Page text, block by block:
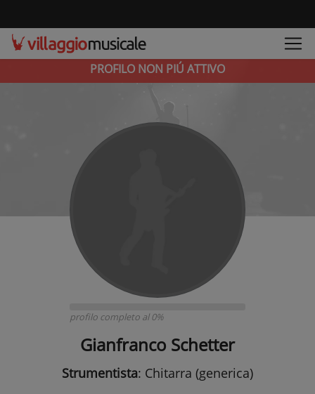
PROFILO NON PIÚ ATTIVO
profilo completo al 0%
Gianfranco Schetter
Strumentista: Chitarra (generica)